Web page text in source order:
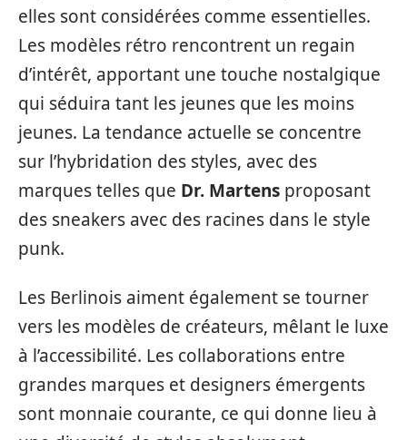
elles sont considérées comme essentielles.
Les modèles rétro rencontrent un regain
d’intérêt, apportant une touche nostalgique
qui séduira tant les jeunes que les moins
jeunes. La tendance actuelle se concentre
sur l’hybridation des styles, avec des
marques telles que Dr. Martens proposant
des sneakers avec des racines dans le style
punk.
Les Berlinois aiment également se tourner
vers les modèles de créateurs, mêlant le luxe
à l’accessibilité. Les collaborations entre
grandes marques et designers émergents
sont monnaie courante, ce qui donne lieu à